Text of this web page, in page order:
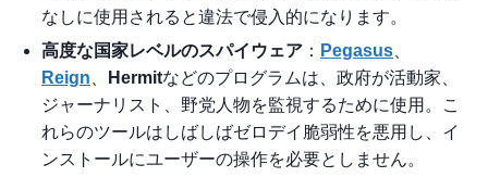
なしに使用されると違法で侵入的になります。
高度な国家レベルのスパイウェア ： Pegasus
Reign
Hermitなどのプログラムは、政府が活動家、
ジャーナリスト、野党人物を監視するために使用。こ
れらのツールはしばしばゼロデイ脆弱性を悪用し、イ
ンストールにユーザーの操作を必要としません。